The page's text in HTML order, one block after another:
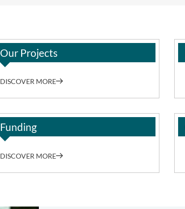
Our Projects
DISCOVER MORE
Funding
DISCOVER MORE